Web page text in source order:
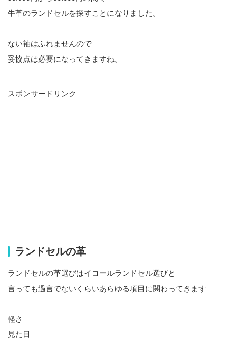
牛革のランドセルを探すことになりました。
ない袖はふれませんので
妥協点は必要になってきますね。
スポンサードリンク
ランドセルの革
ランドセルの革選びはイコールランドセル選びと
言っても過言でないくらいあらゆる項目に関わってきます
軽さ
見た目